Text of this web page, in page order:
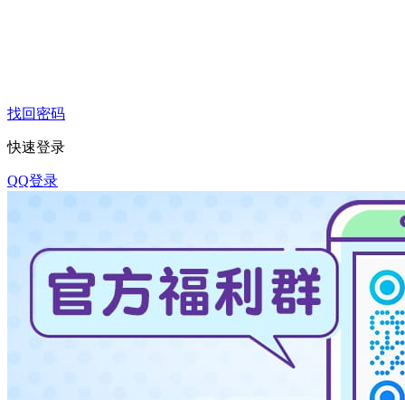
找回密码
快速登录
QQ登录